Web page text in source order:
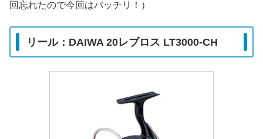
回忘れたので今回はバッチリ！）
リール：DAIWA 20レブロス LT3000-CH